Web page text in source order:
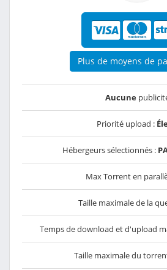
Plus de moyens de
Aucune
Priorité upload :
Hébergeurs sélectionnés :
Max Torrent en
Taille maximale de la
Temps de download et d'upload
Taille maximale du